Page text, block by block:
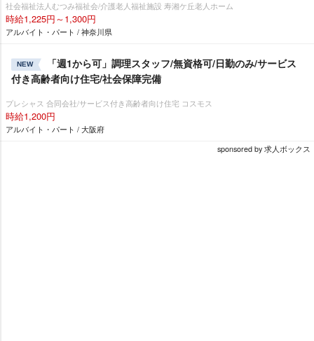
社会福祉法人むつみ福祉会/介護老人福祉施設 寿湘ケ丘老人ホーム
時給1,225円～1,300円
アルバイト・パート / 神奈川県
NEW
「週1から可」調理スタッフ/無資格可/日勤のみ/サービス
付き高齢者向け住宅/社会保障完備
プレシャス 合同会社/サービス付き高齢者向け住宅 コスモス
時給1,200円
アルバイト・パート / 大阪府
sponsored by 求人ボックス